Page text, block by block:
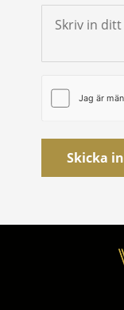
Skicka in